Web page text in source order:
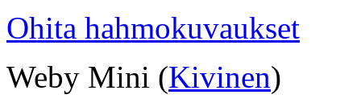
Ohita hahmokuvaukset
Weby Mini (Kivinen)